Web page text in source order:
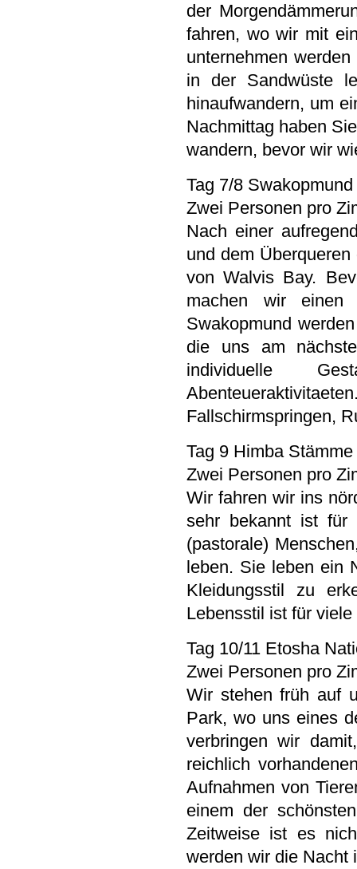
der
fahren, wo wir mit
unternehmen
in der Sandwüste
hinaufwandern, um
Nachmittag haben
wandern, bevor wir
Tag 7/8 Swakopmund
Zwei Personen pro
Nach einer
und dem
von Walvis Bay.
machen wir
Swakopmund
die uns am
individuelle
Fallschirmspringen,
Tag 9 Himba Stämme
Zwei Personen pro
Wir fahren wir ins
sehr bekannt ist für
(pastorale)
leben. Sie leben ein
Kleidungsstil zu
Lebensstil ist für
Tag 10/11 Etosha
Zwei Personen pro
Wir stehen früh auf
Park, wo uns eines
verbringen wir
reichlich
Aufnahmen von
einem der
Zeitweise ist es
werden wir die Nacht